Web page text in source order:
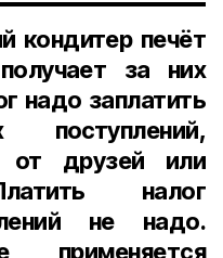
кондитер печёт
за них
надо заплатить
друзей или
налог
не надо.
применяется